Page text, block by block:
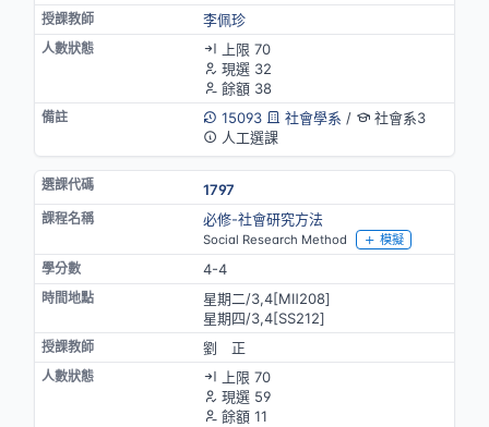
李佩珍
上限 70
現選 32
餘額 38
15093
社會學系 /
社會系3
人工選課
1797
必修-社會研究方法
Social Research Method 模擬
4-4
星期二/3,4[MⅡ208]
星期四/3,4[SS212]
劉 正
上限 70
現選 59
餘額 11